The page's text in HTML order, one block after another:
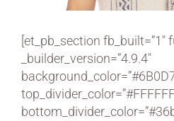
[et_pb_section fb_built=”1″
_builder_version=”4.9.4″